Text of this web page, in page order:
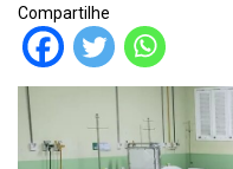
Compartilhe